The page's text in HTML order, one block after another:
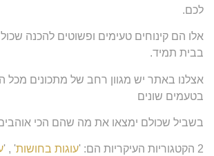
לכם.
אלו הם קינוחים טעימים ופשוטים להכנה
בבית תמיד.
אצלנו באתר יש מגוון רחב של מתכונים מכל
בטעמים שונים
בשביל שכולם ימצאו את מה שהם הכי
2 הקטגוריות העיקריות הם: ' עוגות בחושות' , '